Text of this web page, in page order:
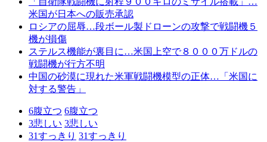
米国が日本への販売承認
ロシアの屈辱…段ボール製ドローンの攻撃で戦闘機５
機が損傷
ステルス機能が裏目に…米国上空で８０００万ドルの
戦闘機が行方不明
中国の砂漠に現れた米軍戦闘機模型の正体…「米国に
対する警告」
6腹立つ 6腹立つ
3悲しい 3悲しい
31すっきり 31すっきり